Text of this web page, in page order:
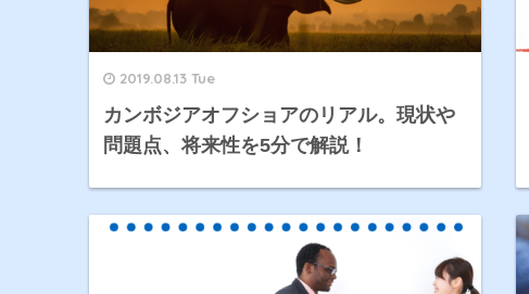
2019.08.13 Tue
カンボジアオフショアのリアル。現状や
問題点、将来性を5分で解説！